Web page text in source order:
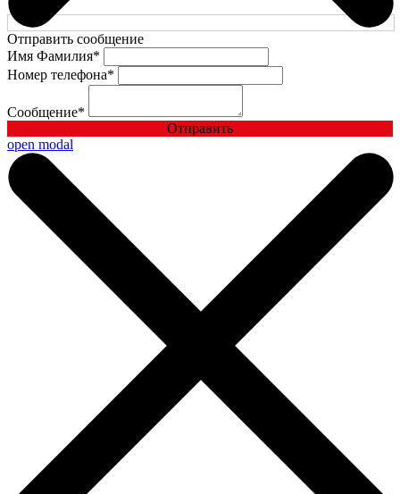
Отправить сообщение
Имя Фамилия*
Номер телефона*
Сообщение*
Отправить
open modal